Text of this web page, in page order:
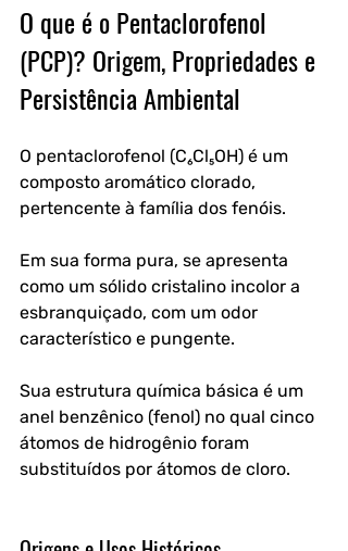
O que é o Pentaclorofenol
(PCP)? Origem, Propriedades e
Persistência Ambiental
O pentaclorofenol (C₆Cl₅OH) é um
composto aromático clorado,
pertencente à família dos fenóis.
Em sua forma pura, se apresenta
como um sólido cristalino incolor a
esbranquiçado, com um odor
característico e pungente.
Sua estrutura química básica é um
anel benzênico (fenol) no qual cinco
átomos de hidrogênio foram
substituídos por átomos de cloro.